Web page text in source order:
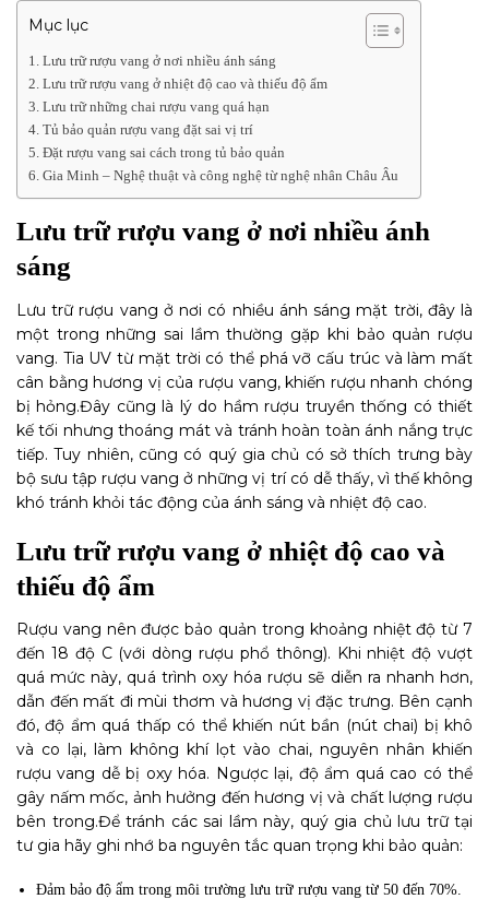
Mục lục
Lưu trữ rượu vang ở nơi nhiều ánh sáng
Lưu trữ rượu vang ở nhiệt độ cao và thiếu độ ẩm
Lưu trữ những chai rượu vang quá hạn
Tủ bảo quản rượu vang đặt sai vị trí
Đặt rượu vang sai cách trong tủ bảo quản
Gia Minh – Nghệ thuật và công nghệ từ nghệ nhân Châu Âu
Lưu trữ rượu vang ở nơi nhiều ánh
sáng
Lưu trữ rượu vang ở nơi có nhiều ánh sáng mặt trời, đây là
một trong những sai lầm thường gặp khi bảo quản rượu
vang. Tia UV từ mặt trời có thể phá vỡ cấu trúc và làm mất
cân bằng hương vị của rượu vang, khiến rượu nhanh chóng
bị hỏng.Đây cũng là lý do hầm rượu truyền thống có thiết
kế tối nhưng thoáng mát và tránh hoàn toàn ánh nắng trực
tiếp. Tuy nhiên, cũng có quý gia chủ có sở thích trưng bày
bộ sưu tập rượu vang ở những vị trí có dễ thấy, vì thế không
khó tránh khỏi tác động của ánh sáng và nhiệt độ cao.
Lưu trữ rượu vang ở nhiệt độ cao và
thiếu độ ẩm
Rượu vang nên được bảo quản trong khoảng nhiệt độ từ 7
đến 18 độ C (với dòng rượu phổ thông). Khi nhiệt độ vượt
quá mức này, quá trình oxy hóa rượu sẽ diễn ra nhanh hơn,
dẫn đến mất đi mùi thơm và hương vị đặc trưng. Bên cạnh
đó, độ ẩm quá thấp có thể khiến nút bần (nút chai) bị khô
và co lại, làm không khí lọt vào chai, nguyên nhân khiến
rượu vang dễ bị oxy hóa. Ngược lại, độ ẩm quá cao có thể
gây nấm mốc, ảnh hưởng đến hương vị và chất lượng rượu
bên trong.Để tránh các sai lầm này, quý gia chủ lưu trữ tại
tư gia hãy ghi nhớ ba nguyên tắc quan trọng khi bảo quản:
Đảm bảo độ ẩm trong môi trường lưu trữ rượu vang từ 50 đến 70%.